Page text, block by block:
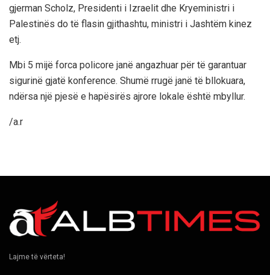
gjerman Scholz, Presidenti i Izraelit dhe Kryeministri i
Palestinës do të flasin gjithashtu, ministri i Jashtëm kinez
etj.
Mbi 5 mijë forca policore janë angazhuar për të garantuar
sigurinë gjatë konference. Shumë rrugë janë të bllokuara,
ndërsa një pjesë e hapësirës ajrore lokale është mbyllur.
/a.r
Lajme të vërteta!